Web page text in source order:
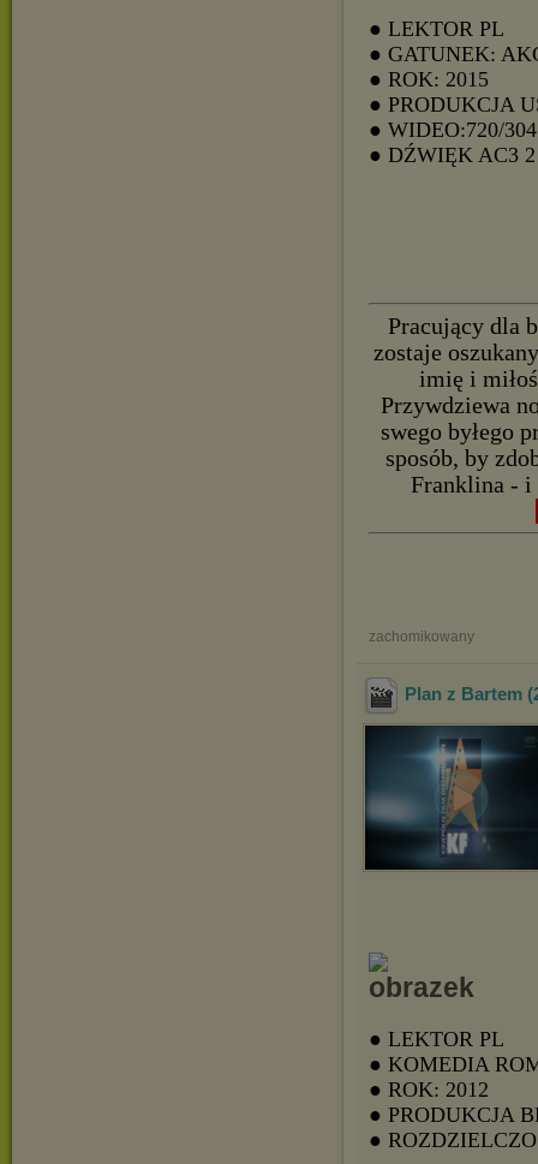
● LEKTOR PL
● GATUNEK:
● ROK: 2015
● PRODUKCJA
● WIDEO:720/304
● DŹWIĘK AC3
Pracujący dla
zostaje
imię i
Przywdziewa
swego byłego
sposób, by
Franklina - i
zachomikowany
Plan z Bartem
● LEKTOR PL
● KOMEDIA
● ROK: 2012
● PRODUKCJA
●